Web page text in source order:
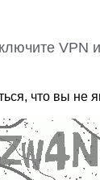
VPN
что вы не